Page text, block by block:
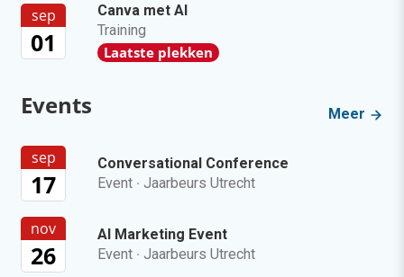
sep
01
Canva met AI
Training
Laatste plekken
Events Meer
sep
17
Conversational Conference
Event · Jaarbeurs Utrecht
nov
26
AI Marketing Event
Event · Jaarbeurs Utrecht